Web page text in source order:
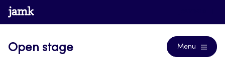
Siirry
suoraan
www.jamk.fi
Open stage Menu